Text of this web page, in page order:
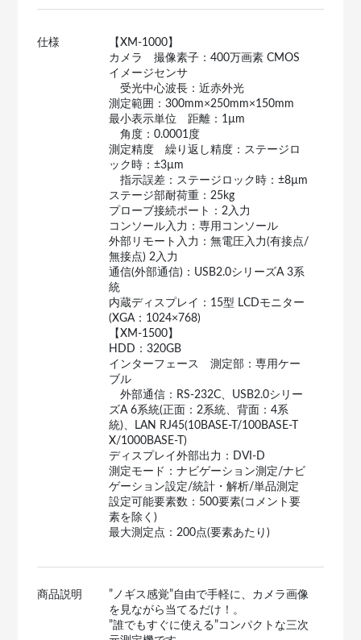
仕様
【XM-1000】
カメラ 撮像素子：400万画素 CMOS
イメージセンサ
受光中心波長：近赤外光
測定範囲：300mm×250mm×150mm
最小表示単位 距離：1µm
角度：0.0001度
測定精度 繰り返し精度：ステージロ
ック時：±3µm
指示誤差：ステージロック時：±8µm
ステージ部耐荷重：25kg
プローブ接続ポート：2入力
コンソール入力：専用コンソール
外部リモート入力：無電圧入力(有接点/
無接点) 2入力
通信(外部通信)：USB2.0シリーズA 3系
統
内蔵ディスプレイ：15型 LCDモニター
(XGA：1024×768)
【XM-1500】
HDD：320GB
インターフェース 測定部：専用ケー
ブル
外部通信：RS-232C、USB2.0シリー
ズA 6系統(正面：2系統、背面：4系
統)、LAN RJ45(10BASE-T/100BASE-T
X/1000BASE-T)
ディスプレイ外部出力：DVI-D
測定モード：ナビゲーション測定/ナビ
ゲーション設定/統計・解析/単品測定
設定可能要素数：500要素(コメント要
素を除く)
最大測定点：200点(要素あたり)
商品説明
”ノギス感覚”自由で手軽に、カメラ画像
を見ながら当てるだけ！。
”誰でもすぐに使える”コンパクトな三次